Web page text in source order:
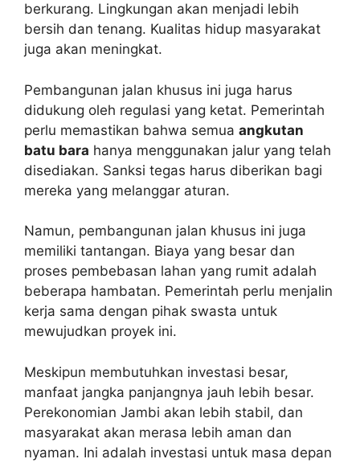
berkurang. Lingkungan akan menjadi lebih
bersih dan tenang. Kualitas hidup masyarakat
juga akan meningkat.
Pembangunan jalan khusus ini juga harus
didukung oleh regulasi yang ketat. Pemerintah
perlu memastikan bahwa semua angkutan
batu bara hanya menggunakan jalur yang telah
disediakan. Sanksi tegas harus diberikan bagi
mereka yang melanggar aturan.
Namun, pembangunan jalan khusus ini juga
memiliki tantangan. Biaya yang besar dan
proses pembebasan lahan yang rumit adalah
beberapa hambatan. Pemerintah perlu menjalin
kerja sama dengan pihak swasta untuk
mewujudkan proyek ini.
Meskipun membutuhkan investasi besar,
manfaat jangka panjangnya jauh lebih besar.
Perekonomian Jambi akan lebih stabil, dan
masyarakat akan merasa lebih aman dan
nyaman. Ini adalah investasi untuk masa depan